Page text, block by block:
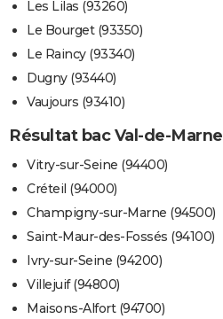
Les Lilas (93260)
Le Bourget (93350)
Le Raincy (93340)
Dugny (93440)
Vaujours (93410)
Résultat bac Val-de-Marne
Vitry-sur-Seine (94400)
Créteil (94000)
Champigny-sur-Marne (94500)
Saint-Maur-des-Fossés (94100)
Ivry-sur-Seine (94200)
Villejuif (94800)
Maisons-Alfort (94700)